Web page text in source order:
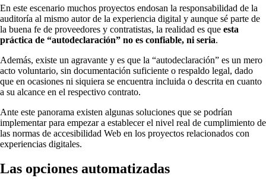
En este escenario muchos proyectos endosan la responsabilidad de la
auditoría al mismo autor de la experiencia digital y aunque sé parte de
la buena fe de proveedores y contratistas, la realidad es que esta
práctica de “autodeclaración” no es confiable, ni seria.
Además, existe un agravante y es que la “autodeclaración” es un mero
acto voluntario, sin documentación suficiente o respaldo legal, dado
que en ocasiones ni siquiera se encuentra incluida o descrita en cuanto
a su alcance en el respectivo contrato.
Ante este panorama existen algunas soluciones que se podrían
implementar para empezar a establecer el nivel real de cumplimiento de
las normas de accesibilidad Web en los proyectos relacionados con
experiencias digitales.
Las opciones automatizadas